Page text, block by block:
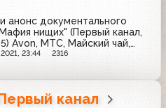
анонс документального
нищих" (Первый канал,
Avon, МТС, Майский чай,
32 Норма, Фруктовый сад,
23:44 2316
канал